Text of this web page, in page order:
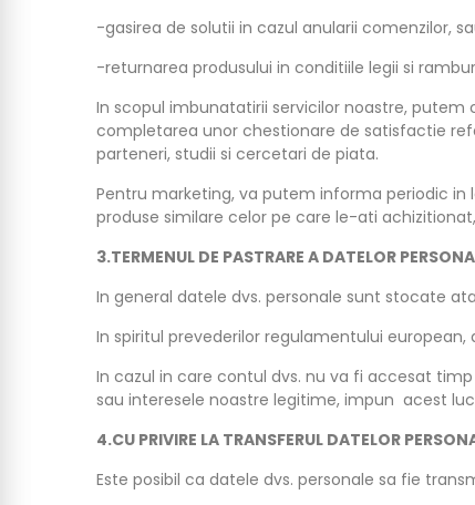
-gasirea de solutii in cazul anularii comenzilor,
-returnarea produsului in conditiile legii si
In scopul imbunatatirii servicilor noastre,
completarea unor chestionare de satisfactie
parteneri, studii si cercetari de piata.
Pentru marketing, va putem informa periodic
produse similare celor pe care le-ati
3.TERMENUL DE PASTRARE A DATELOR
In general datele dvs. personale sunt stocate
In spiritul prevederilor regulamentului
In cazul in care contul dvs. nu va fi accesat
sau interesele noastre legitime, impun acest
4.CU PRIVIRE LA TRANSFERUL DATELOR
Este posibil ca datele dvs. personale sa fie